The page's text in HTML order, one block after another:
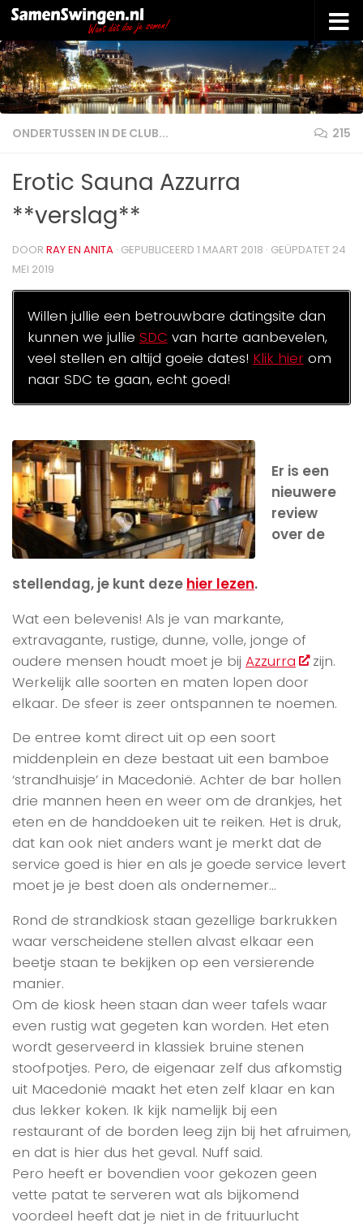
Doorgaan naar inhoud
ONDERTUSSEN IN DE CLUB... 215
Erotic Sauna Azzurra
**verslag**
DOOR RAY EN ANITA · GEPUBLICEERD 1 MAART 2018 · GEÜPDATET 24
MEI 2019
Willen jullie een betrouwbare datingsite dan
kunnen we jullie SDC van harte aanbevelen,
veel stellen en altijd goeie dates! Klik hierom
naar SDC te gaan, echt goed!
Er is een
nieuwere
review
over de
stellendag, je kunt deze hier lezen.
Wat een belevenis! Als je van markante,
extravagante, rustige, dunne, volle, jonge of
oudere mensen houdt moet je bij Azzurra
zijn.
Werkelijk alle soorten en maten lopen door
elkaar. De sfeer is zeer ontspannen te noemen.
De entree komt direct uit op een soort
middenplein en deze bestaat uit een bamboe
‘strandhuisje’ in Macedonië. Achter de bar hollen
drie mannen heen en weer om de drankjes, het
eten en de handdoeken uit te reiken. Het is druk,
dat kan ook niet anders want je merkt dat de
service goed is hier en als je goede service levert
moet je je best doen als ondernemer…
Rond de strandkiosk staan gezellige barkrukken
waar verscheidene stellen alvast elkaar een
beetje staan te bekijken op een versierende
manier.
Om de kiosk heen staan dan weer tafels waar
even rustig wat gegeten kan worden. Het eten
wordt geserveerd in klassiek bruine stenen
stoofpotjes. Pero, de eigenaar zelf dus afkomstig
uit Macedonië maakt het eten zelf klaar en kan
dus lekker koken. Ik kijk namelijk bij een
restaurant of de borden leeg zijn bij het afruimen,
en dat is hier dus het geval. Nuff said.
Pero heeft er bovendien voor gekozen geen
vette patat te serveren wat als bijkomend
voordeel heeft dat je niet in de frituurlucht